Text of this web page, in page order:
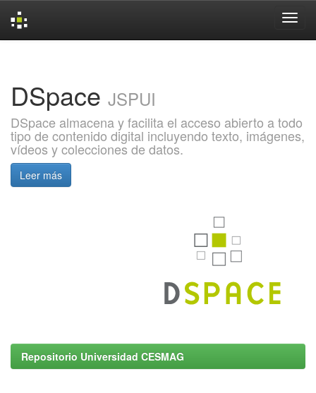
DSpace JSPUI
DSpace almacena y facilita el acceso abierto a todo
tipo de contenido digital incluyendo texto, imágenes,
vídeos y colecciones de datos.
Leer más
Repositorio Universidad CESMAG